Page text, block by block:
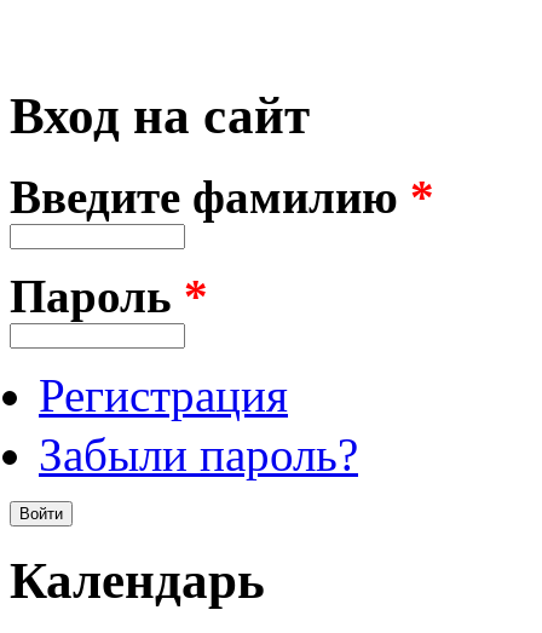
Вход на сайт
Введите фамилию *
Пароль *
Регистрация
Забыли пароль?
Календарь